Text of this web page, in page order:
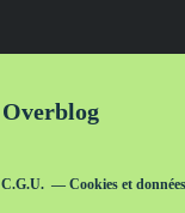
Overblog
C.G.U. Cookies et